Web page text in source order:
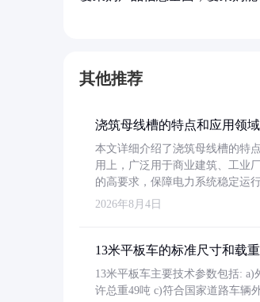
其他推荐
浇筑母线槽的特点和应用领域
本文详细介绍了浇筑母线槽的特
用上，广泛用于商业建筑、工业
的高要求，保障电力系统稳定运行
2026年8月4日
13米平板车的标准尺寸和载
13米平板车主要技术参数包括: a)
许总重49吨 c)符合国家道路车辆